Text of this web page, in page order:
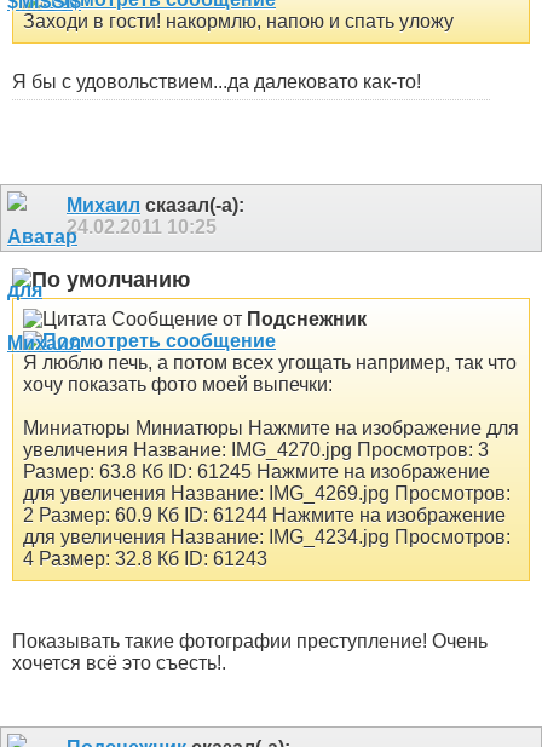
Заходи в гости! накормлю, напою и спать уложу
Я бы с удовольствием...да далековато как-то!
Михаил сказал(-а):
24.02.2011 10:25
Сообщение от Подснежник
Я люблю печь, а потом всех угощать например, так что
хочу показать фото моей выпечки:
Миниатюры Миниатюры Нажмите на изображение для
увеличения Название: IMG_4270.jpg Просмотров: 3
Размер: 63.8 Кб ID: 61245 Нажмите на изображение
для увеличения Название: IMG_4269.jpg Просмотров:
2 Размер: 60.9 Кб ID: 61244 Нажмите на изображение
для увеличения Название: IMG_4234.jpg Просмотров:
4 Размер: 32.8 Кб ID: 61243
Показывать такие фотографии преступление! Очень
хочется всё это съесть!.